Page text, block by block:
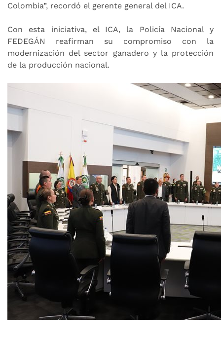
Colombia”, recordó el gerente general del ICA.
Con esta iniciativa, el ICA, la Policía Nacional y
FEDEGÁN reafirman su compromiso con la
modernización del sector ganadero y la protección
de la producción nacional.